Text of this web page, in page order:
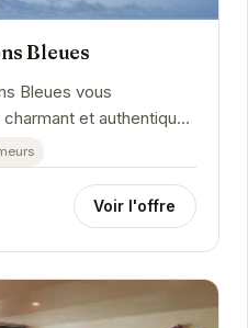
Bleues
Bleues vous
et authentique
d'un séjour
Voir l'offre